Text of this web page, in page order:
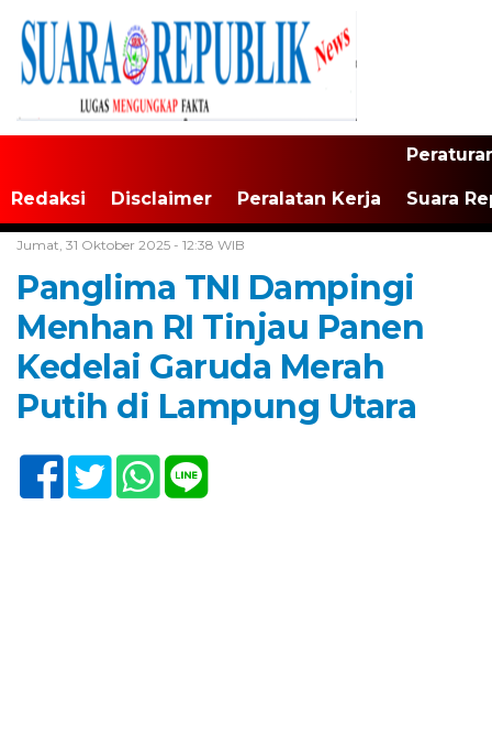
Redaksi Disclaimer Peralatan Kerja Suara
Jumat, 31 Oktober 2025 - 12:38 WIB
Panglima TNI Dampingi
Menhan RI Tinjau Panen
Kedelai Garuda Merah
Putih di Lampung Utara